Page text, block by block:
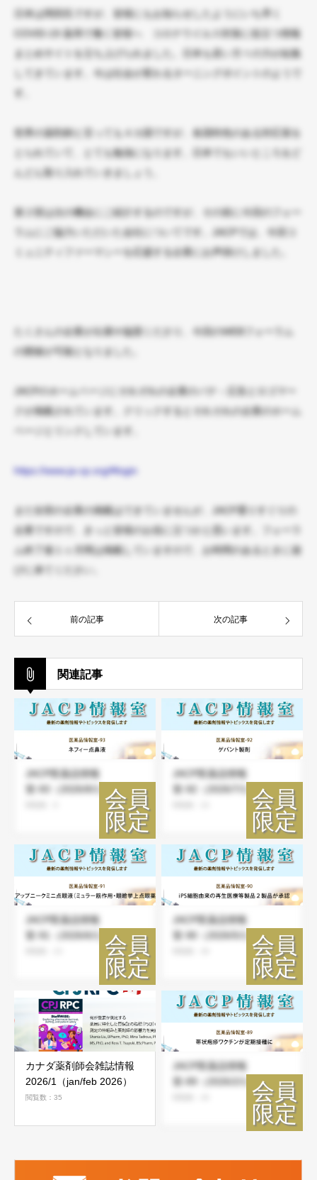
日本は岡田氏ですが、皆様にもお知らせしたようにいち早く
COVID-19 薬局で働く皆様へ コロナウイルス対策に役立つ情報
まとめサイトを立ち上げられました。日本も若い方々の力が結集
してきています。今は社会が変わるターニングポイントのようで
世界の薬剤師と言っても４カ国ですが、各国特色のある対応策を
とられていて、とても勉強になります。日本でもいいところをど
んどん取り入れていきましょう。
第２部は次の機会にご紹介するのですが、その前に今回のフォー
ラムにご協力いただいた会社についてです。JACPでは、今回コ
ミュニティファーマシーを応援する企業にお声掛けしました。
たくさんの企業が出展や協賛くださり、今回のWEBフォーラム
の開催が可能となりました。
JACPのホームページにそれぞれの企業のバナ－広告とロゴマー
クが掲載されています。クリックするとそれそれの企業のホーム
ページとリンクしています。
https://www.ja-cp.org/#login
まだ全部の企業の掲載はできていませんが、JACP選りすぐりの
企業ですので、きっと皆様のお役に立つかと思います。フォーラ
ム終了後１ヶ月間は掲載していますので、お時間のあるときに遊
びに来てください。
前の記事 次の記事
関連記事
JACP医薬品情報
室-93（2026/8/1）
JACP医薬品情報
室-92（2026/7/1）
JACP医薬品情報
室-91（2026/6/1）
JACP医薬品情報
室-90（2026/5/1）
カナダ薬剤師会雑誌情報
2026/1（jan/feb 2026）
閲覧数：35
JACP医薬品情報
室-89（2026/2/1）